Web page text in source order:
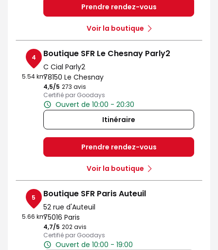
Prendre rendez-vous
Voir la boutique
4
5.54 km
Boutique SFR Le Chesnay Parly2
C Cial Parly2
78150 Le Chesnay
4,5/5 Note de 4.5 sur 5
273 avis
Certifié par Goodays
Ouvert de 10:00 - 20:30
Itinéraire
Prendre rendez-vous
Voir la boutique
5
5.66 km
Boutique SFR Paris Auteuil
52 rue d'Auteuil
75016 Paris
4,7/5 Note de 4.7 sur 5
202 avis
Certifié par Goodays
Ouvert de 10:00 - 19:00